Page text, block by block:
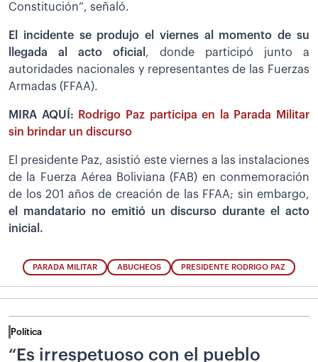
Constitución”, señaló.
El incidente se produjo el viernes al momento de su
llegada al acto oficial , donde participó junto a
autoridades nacionales y representantes de las Fuerzas
Armadas (FFAA).
MIRA AQUÍ:
Rodrigo Paz participa en la Parada Militar
sin brindar un discurso
El presidente Paz, asistió este viernes a las instalaciones
de la Fuerza Aérea Boliviana (FAB) en conmemoración
de los 201 años de creación de las FFAA; sin embargo,
el mandatario no emitió un discurso durante el acto
inicial.
PARADA MILITAR ABUCHEOS PRESIDENTE RODRIGO PAZ
Política
“Es irrespetuoso con el pueblo